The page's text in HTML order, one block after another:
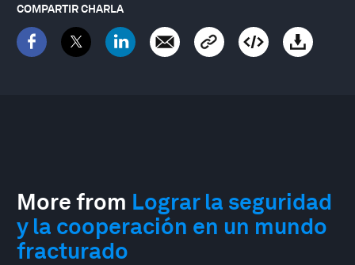
COMPARTIR CHARLA
More from Lograr la seguridad
y la cooperación en un mundo
fracturado